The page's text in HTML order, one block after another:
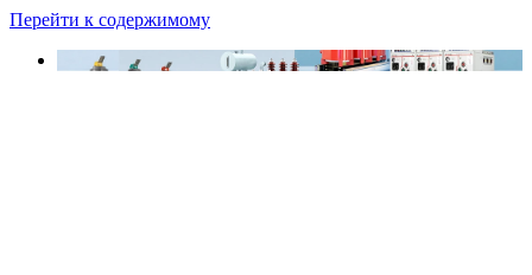
Перейти к содержимому